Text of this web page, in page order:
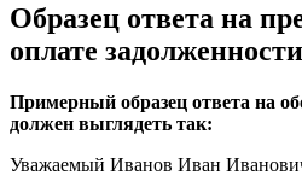
Образец ответа на
оплате задолженности
Примерный образец ответа на
должен выглядеть так:
Уважаемый Иванов Иван